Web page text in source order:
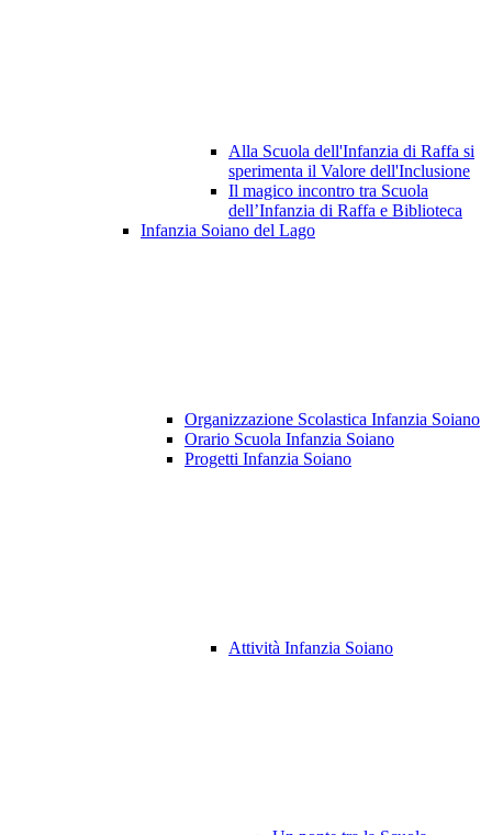
Alla Scuola dell'Infanzia di Raffa si
sperimenta il Valore dell'Inclusione
Il magico incontro tra Scuola
dell’Infanzia di Raffa e Biblioteca
Infanzia Soiano del Lago
Organizzazione Scolastica Infanzia Soiano
Orario Scuola Infanzia Soiano
Progetti Infanzia Soiano
Attività Infanzia Soiano